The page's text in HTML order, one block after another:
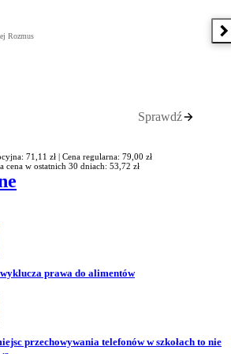
Rozmus
Sprawdź
71,11 zł | Cena regularna: 79,00 zł
cena w ostatnich 30 dniach: 53,72 zł
prawa do alimentów
przechowywania telefonów w szkołach to nie